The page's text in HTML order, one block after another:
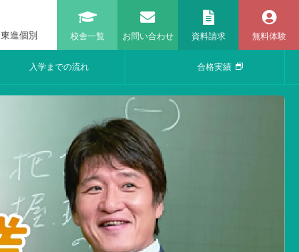
東進個別 校舎一覧 お問い合わせ 資料請求 無料体験
入学までの流れ 合格実績